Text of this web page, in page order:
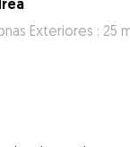
Exteriores : 25